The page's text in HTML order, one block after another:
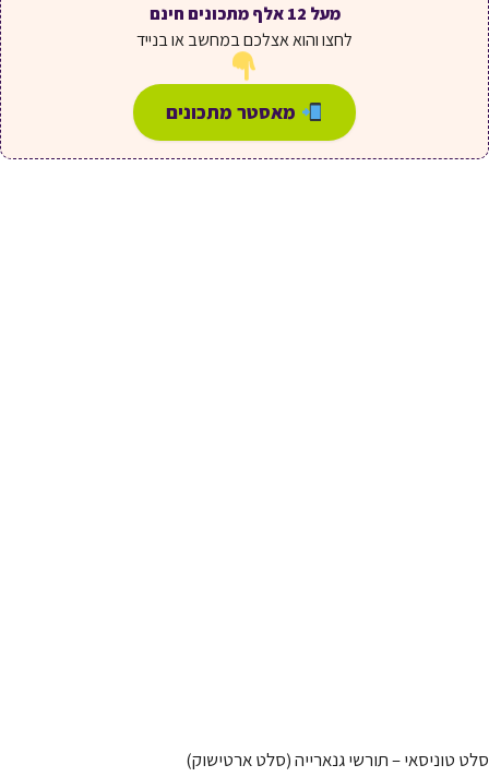
מעל 12 אלף מתכונים חינם
לחצו והוא אצלכם במחשב או בנייד
מאסטר מתכונים
סלט טוניסאי – תורשי גנארייה (סלט ארטישוק)